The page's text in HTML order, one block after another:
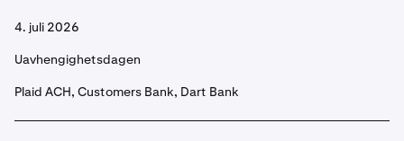
4. juli 2026
Uavhengighetsdagen
Plaid ACH, Customers Bank, Dart Bank